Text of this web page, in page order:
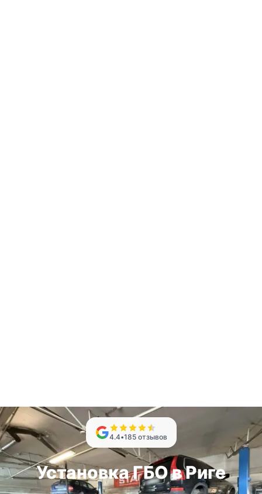
4.4•185 отзывов
Установка ГБО в Риге